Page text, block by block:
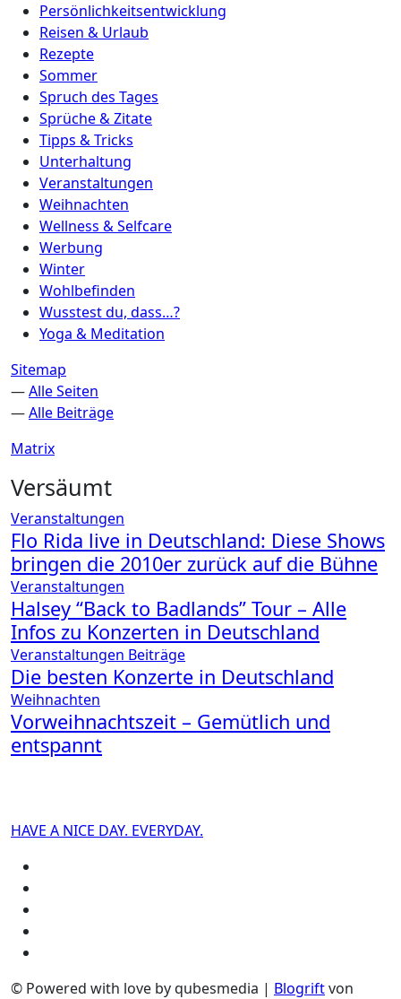
Persönlichkeitsentwicklung
Reisen & Urlaub
Rezepte
Sommer
Spruch des Tages
Sprüche & Zitate
Tipps & Tricks
Unterhaltung
Veranstaltungen
Weihnachten
Wellness & Selfcare
Werbung
Winter
Wohlbefinden
Wusstest du, dass…?
Yoga & Meditation
Sitemap
—Alle Seiten
—Alle Beiträge
Matrix
Versäumt
Veranstaltungen
Flo Rida live in Deutschland: Diese Shows
bringen die 2010er zurück auf die Bühne
Veranstaltungen
Halsey “Back to Badlands” Tour – Alle
Infos zu Konzerten in Deutschland
Veranstaltungen Beiträge
Die besten Konzerte in Deutschland
Weihnachten
Vorweihnachtszeit – Gemütlich und
entspannt
HAVE A NICE DAY. EVERYDAY.
© Powered with love by qubesmedia | Blogriftvon